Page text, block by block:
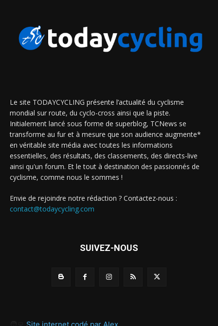
Le site TODAYCYCLING présente l’actualité du cyclisme
mondial sur route, du cyclo-cross ainsi que la piste.
Initialement lancé sous forme de superblog, TCNews se
transforme au fur et à mesure que son audience augmente*
en véritable site média avec toutes les informations
essentielles, des résultats, des classements, des directs-live
ainsi qu'un forum. Et le tout à destination des passionnés de
cyclisme, comme nous le sommes !
Envie de rejoindre notre rédaction ? Contactez-nous :
contact@todaycycling.com
SUIVEZ-NOUS